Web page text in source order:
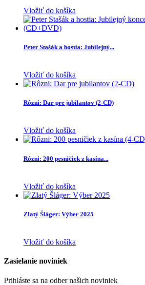
Vložiť do košíka
Peter Stašák a hostia: Jubilejný...
Vložiť do košíka
Rôzni: Dar pre jubilantov (2-CD)
Vložiť do košíka
Rôzni: 200 pesničiek z kasína...
Vložiť do košíka
Zlatý Šláger: Výber 2025
Vložiť do košíka
Zasielanie noviniek
Prihláste sa na odber našich noviniek